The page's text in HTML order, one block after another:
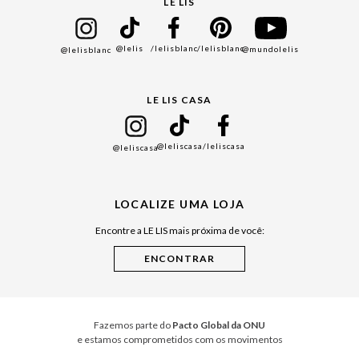
Black Friday
Cuidados Casa
@lelisblanc @lelis /lelisblanc/lelisblanc@mundolelis
LE LIS CASA
@leliscasa@leliscasa/leliscasa
LOCALIZE UMA LOJA
Encontre a LE LIS mais próxima de você:
Fazemos parte do Pacto Global da ONU
e estamos comprometidos com os movimentos